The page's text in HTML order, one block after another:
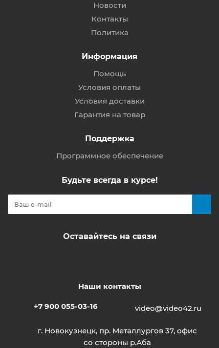
Новости
Контакты
Политика
Информация
Помощь
Условия оплаты
Условия доставки
Гарантия на товар
Поддержка
Программное обеспечение
Будьте всегда в курсе!
Оставайтесь на связи
Наши контакты
+7 900 055-03-16 video@video42.ru
г. Новокузнецк, пр. Металлургов 37, офис
со стороны р.Аба